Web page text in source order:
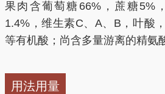
果肉含葡萄糖66%，蔗糖5%
1.4%，维生素C、A、B，叶酸
等有机酸；尚含多量游离的精氨
用法用量